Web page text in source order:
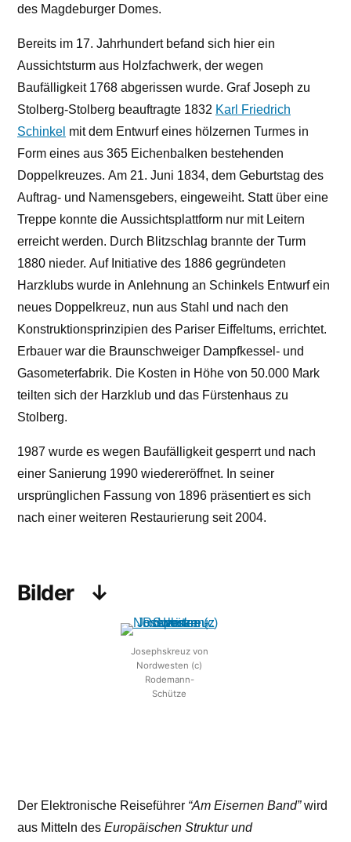
des Magdeburger Domes.
Bereits im 17. Jahrhundert befand sich hier ein
Aussichtsturm aus Holzfachwerk, der wegen
Baufälligkeit 1768 abgerissen wurde. Graf Joseph zu
Stolberg-Stolberg beauftragte 1832 Karl Friedrich
Schinkel mit dem Entwurf eines hölzernen Turmes in
Form eines aus 365 Eichenbalken bestehenden
Doppelkreuzes. Am 21. Juni 1834, dem Geburtstag des
Auftrag- und Namensgebers, eingeweiht. Statt über eine
Treppe konnte die Aussichtsplattform nur mit Leitern
erreicht werden. Durch Blitzschlag brannte der Turm
1880 nieder. Auf Initiative des 1886 gegründeten
Harzklubs wurde in Anlehnung an Schinkels Entwurf ein
neues Doppelkreuz, nun aus Stahl und nach den
Konstruktionsprinzipien des Pariser Eiffeltums, errichtet.
Erbauer war die Braunschweiger Dampfkessel- und
Gasometerfabrik. Die Kosten in Höhe von 50.000 Mark
teilten sich der Harzklub und das Fürstenhaus zu
Stolberg.
1987 wurde es wegen Baufälligkeit gesperrt und nach
einer Sanierung 1990 wiedereröffnet. In seiner
ursprünglichen Fassung von 1896 präsentiert es sich
nach einer weiteren Restaurierung seit 2004.
Bilder
Josephskreuz von
Nordwesten (c)
Rodemann-
Schütze
Der Elektronische Reiseführer “Am Eisernen Band”wird
aus Mitteln des Europäischen Struktur und